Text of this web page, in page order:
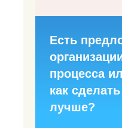
Есть
процесса
как
лучше?